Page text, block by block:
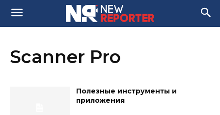
Scanner Pro
Полезные инструменты и
приложения